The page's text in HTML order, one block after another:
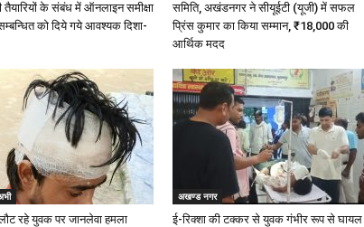
तैयारियों के संबंध में ऑनलाइन समीक्षा
को दिये गये आवश्यक दिशा-
समिति, अखंडनगर ने सीयूईटी (यूजी) में सफल
प्रिंस कुमार का किया सम्मान, ₹18,000 की
आर्थिक मदद
रहे युवक पर जानलेवा हमला
अखण्ड नगर
ई-रिक्शा की टक्कर से युवक गंभीर रूप से घायल